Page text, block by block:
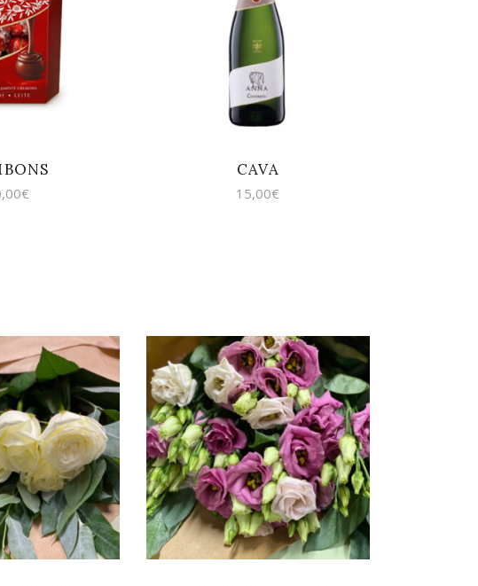
A LA
€
AFEGEIX A LA
CISTELLA
CAVA
15,00€
SELECCIONA
OPCIONS